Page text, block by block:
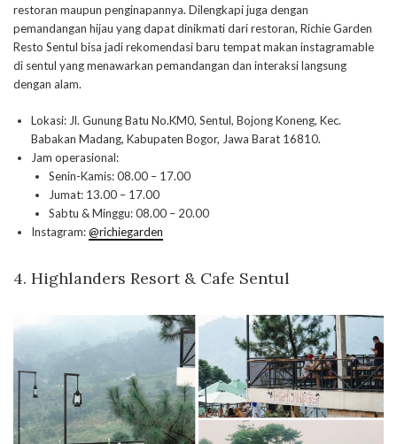
restoran maupun penginapannya. Dilengkapi juga dengan
pemandangan hijau yang dapat dinikmati dari restoran, Richie Garden
Resto Sentul bisa jadi rekomendasi baru tempat makan instagramable
di sentul yang menawarkan pemandangan dan interaksi langsung
dengan alam.
Lokasi: Jl. Gunung Batu No.KM0, Sentul, Bojong Koneng, Kec.
Babakan Madang, Kabupaten Bogor, Jawa Barat 16810.
Jam operasional:
Senin-Kamis: 08.00 – 17.00
Jumat: 13.00 – 17.00
Sabtu & Minggu: 08.00 – 20.00
Instagram:@richiegarden
4. Highlanders Resort & Cafe Sentul